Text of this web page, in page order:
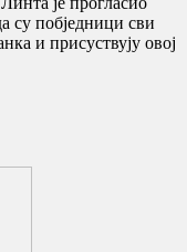
су побједници сви
и присуствују овој